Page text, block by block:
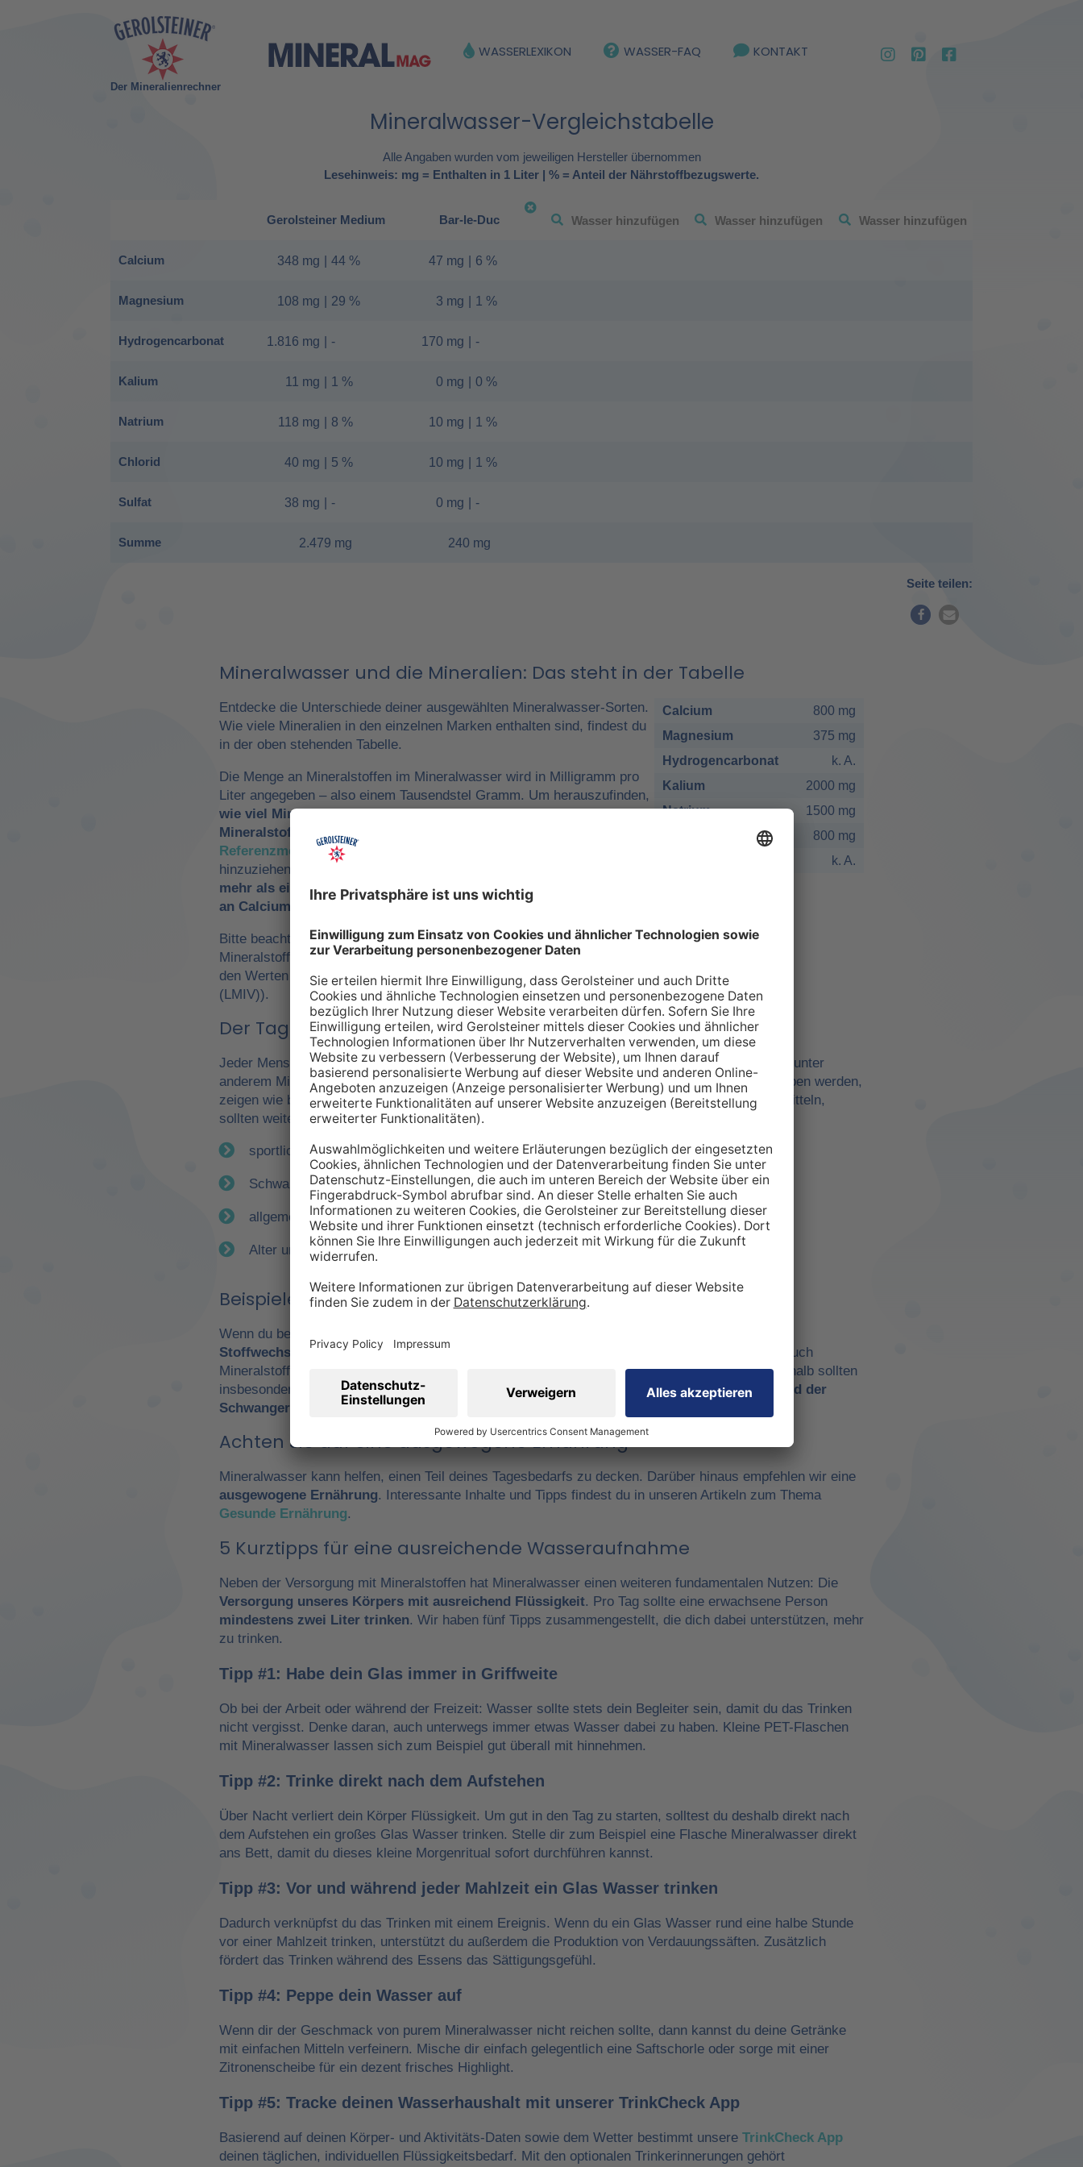
Der Mineralienrechner
WASSERLEXIKON WASSER-FAQ KONTAKT
Mineralwasser-Vergleichstabelle
Alle Angaben wurden vom jeweiligen Hersteller übernommen
Lesehinweis: mg = Enthalten in 1 Liter | % = Anteil der Nährstoffbezugswerte.
Calcium
Magnesium
Hydrogencarbonat
Kalium
Natrium
Chlorid
Sulfat
Summe
Gerolsteiner Medium
348 mg 44 %
108 mg 29 %
1.816 mg -
11 mg 1 %
118 mg 8 %
40 mg 5 %
38 mg -
2.479 mg
Bar-le-Duc
47 mg 6 %
3 mg 1 %
170 mg -
0 mg 0 %
10 mg 1 %
10 mg 1 %
0 mg -
240 mg
Seite teilen:
Mineralwasser und die Mineralien: Das steht in der Tabelle
Entdecke die Unterschiede deiner ausgewählten Mineralwasser-Sorten.
Wie viele Mineralien in den einzelnen Marken enthalten sind, findest du
in der oben stehenden Tabelle.
Die Menge an Mineralstoffen im Mineralwasser wird in Milligramm pro
Liter angegeben – also einem Tausendstel Gramm. Um herauszufinden,
wie viel Mineralwasser man für eine ausreichende
Mineralstoffzufuhrzu sich nehmen muss, kann man die
Referenzmengen für die tägliche Zufuhr von Mineralstoffen
hinzuziehen. So würde zum Beispiel
mehr als ein Drittel des empfohlenen Nährstoffbezugwerts (NRV)
an Calcium und Magnesium
Bitte beachte, dass es sich bei den Angaben in der Tabelle zu den
Mineralstoffen um Referenzwertehandelt. Wir orientieren uns dabei an
den Werten der Europäischen Union (EU-Verordnung Nr. 1169/2011
(LMIV)).
Calcium
800 mg
Magnesium
375 mg
Hydrogencarbonat
k. A.
Kalium
2000 mg
Natrium
1500 mg
800 mg
k. A.
Der Tagesbedarf an Mineralien – so individuell wie Sie selbst
Jeder Mensch hat einen individuellen Bedarf an Mineralstoffen, der über verschiedene Quellen, unter
anderem Mineralwasser, gedeckt werden kann. Die Inhaltsstoffe, die in unserer Tabelle angegeben werden,
zeigen wie bereits erwähnt lediglich einen Richtwert. Um den tatsächlichen Tagesbedarf zu ermitteln,
sollten weitere Faktoren miteinbezogen werden:
sportliche Betätigung
Schwangerschaft
allgemeiner Gesundheitszustand
Alter und Geschlecht
Beispiele für einen Mehrbedarf an Mineralstoffen
Wenn du beispielsweise viel
Stoffwechsel
. Daraus ergibt sich ein höherer Bedarf an Nährstoffen wie Vitaminen aber eben auch
Mineralstoffen. Gerade Natrium, Calcium oder Magnesium sind in diesem Kontext wichtig. Deshalb sollten
insbesondere Leistungssportler auf eine ausreichende Zufuhr achtgeben. Ebenso ist eswährend der
Schwangerschaft
wichtig, den veränderten Bedarf zu berücksichtigen.
Achten Sie auf eine ausgewogene Ernährung
Mineralwasser kann helfen, einen Teil deines Tagesbedarfs zu decken. Darüber hinaus empfehlen wir eine
ausgewogene Ernährung. Interessante Inhalte und Tipps findest du in unseren Artikeln zum Thema
Gesunde Ernährung.
5 Kurztipps für eine ausreichende Wasseraufnahme
Neben der Versorgung mit Mineralstoffen hat Mineralwasser einen weiteren fundamentalen Nutzen: Die
Versorgung unseres Körpers mit ausreichend Flüssigkeit. Pro Tag sollte eine erwachsene Person
mindestens zwei Liter trinken. Wir haben fünf Tipps zusammengestellt, die dich dabei unterstützen, mehr
zu trinken.
Tipp #1: Habe dein Glas immer in Griffweite
Ob bei der Arbeit oder während der Freizeit: Wasser sollte stets dein Begleiter sein, damit du das Trinken
nicht vergisst. Denke daran, auch unterwegs immer etwas Wasser dabei zu haben. Kleine PET-Flaschen
mit Mineralwasser lassen sich zum Beispiel gut überall mit hinnehmen.
Tipp #2: Trinke direkt nach dem Aufstehen
Über Nacht verliert dein Körper Flüssigkeit. Um gut in den Tag zu starten, solltest du deshalb direkt nach
dem Aufstehen ein großes Glas Wasser trinken. Stelle dir zum Beispiel eine Flasche Mineralwasser direkt
ans Bett, damit du dieses kleine Morgenritual sofort durchführen kannst.
Tipp #3: Vor und während jeder Mahlzeit ein Glas Wasser trinken
Dadurch verknüpfst du das Trinken mit einem Ereignis. Wenn du ein Glas Wasser rund eine halbe Stunde
vor einer Mahlzeit trinken, unterstützt du außerdem die Produktion von Verdauungssäften. Zusätzlich
fördert das Trinken während des Essens das Sättigungsgefühl.
Tipp #4: Peppe dein Wasser auf
Wenn dir der Geschmack von purem Mineralwasser nicht reichen sollte, dann kannst du deine Getränke
mit einfachen Mitteln verfeinern. Mische dir einfach gelegentlich eine Saftschorle oder sorge mit einer
Zitronenscheibe für ein dezent frisches Highlight.
Tipp #5: Tracke deinen Wasserhaushalt mit unserer TrinkCheck App
Basierend auf deinen Körper- und Aktivitäts-Daten sowie dem Wetter bestimmt unsere TrinkCheck App
deinen täglichen, individuellen Flüssigkeitsbedarf. Mit den optionalen Trinkerinnerungen gehört